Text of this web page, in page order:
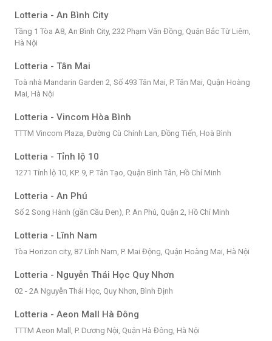
Lotteria - An Bình City
Tầng 1 Tòa A8, An Bình City, 232 Phạm Văn Đồng, Quận Bắc Từ Liêm,
Hà Nội
Lotteria - Tân Mai
Toà nhà Mandarin Garden 2, Số 493 Tân Mai, P. Tân Mai, Quận Hoàng
Mai, Hà Nội
Lotteria - Vincom Hòa Bình
TTTM Vincom Plaza, Đường Cù Chính Lan, Đồng Tiến, Hoà Bình
Lotteria - Tỉnh lộ 10
1271 Tỉnh lộ 10, KP. 9, P. Tân Tạo, Quận Bình Tân, Hồ Chí Minh
Lotteria - An Phú
Số 2 Song Hành (gần Cầu Đen), P. An Phú, Quận 2, Hồ Chí Minh
Lotteria - Lĩnh Nam
Tòa Horizon city, 87 Lĩnh Nam, P. Mai Động, Quận Hoàng Mai, Hà Nội
Lotteria - Nguyễn Thái Học Quy Nhơn
02 - 2A Nguyễn Thái Học, Quy Nhơn, Bình Định
Lotteria - Aeon Mall Hà Đông
TTTM Aeon Mall, P. Dương Nội, Quận Hà Đông, Hà Nội